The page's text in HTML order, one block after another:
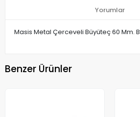
Yorumlar
Masis Metal Çerceveli Büyüteç 60 Mm.
Benzer Ürünler